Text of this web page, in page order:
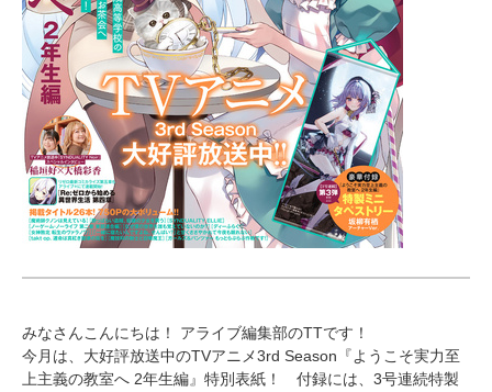
みなさんこんにちは！ アライブ編集部のTTです！
今月は、大好評放送中のTVアニメ3rd Season『ようこそ実力至
上主義の教室へ 2年生編』特別表紙！ 付録には、3号連続特製